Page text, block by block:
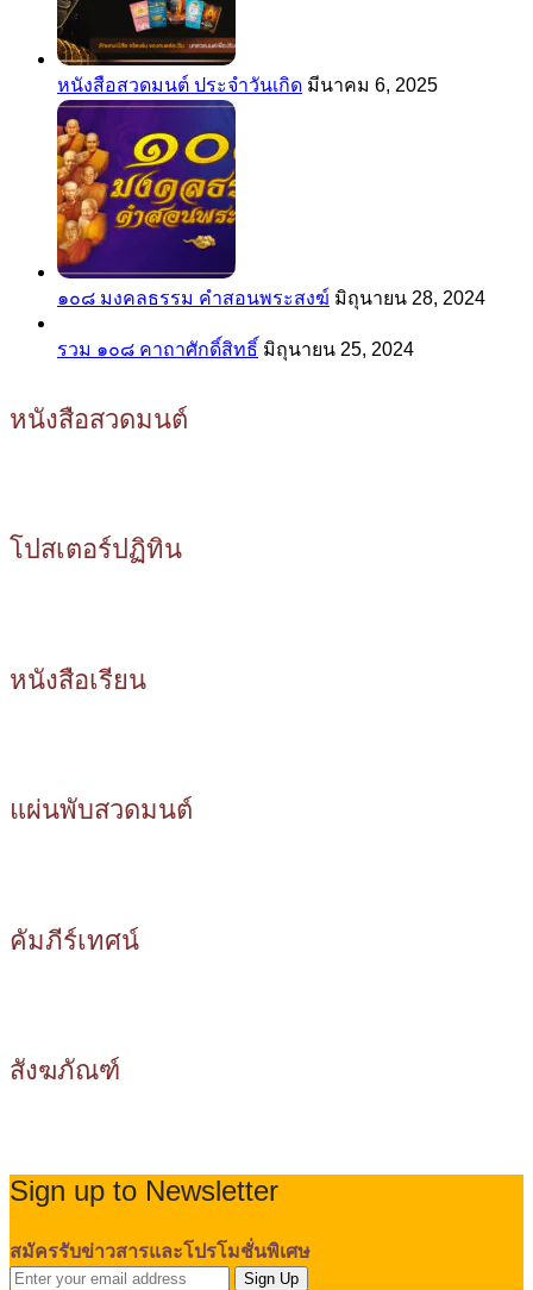
หนังสือสวดมนต์ ประจำวันเกิด มีนาคม 6, 2025
๑๐๘ มงคลธรรม คำสอนพระสงฆ์ มิถุนายน 28, 2024
รวม ๑๐๘ คาถาศักดิ์สิทธิ์ มิถุนายน 25, 2024
หนังสือสวดมนต์
โปสเตอร์ปฏิทิน
หนังสือเรียน
แผ่นพับสวดมนต์
คัมภีร์เทศน์
สังฆภัณฑ์
Sign up to Newsletter
สมัครรับข่าวสารและโปรโมชั่นพิเศษ
Sign Up